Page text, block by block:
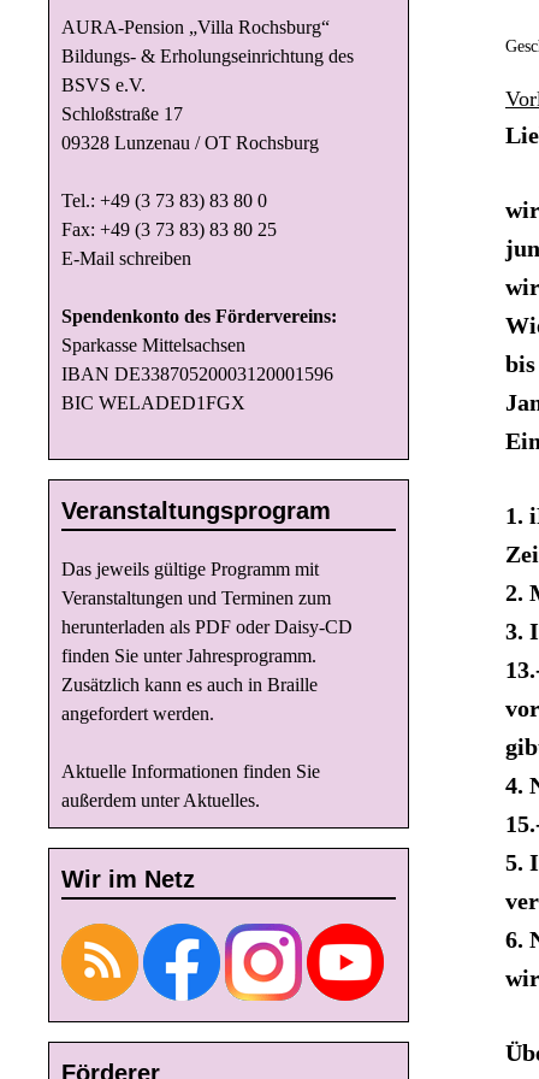
1.
2.
3.
4.
5.
6.
AURA-Pension „Villa Rochsburg“
Bildungs- & Erholungseinrichtung des
BSVS e.V.
Schloßstraße 17
09328 Lunzenau / OT Rochsburg
Tel.: +49 (3 73 83) 83 80 0
Fax: +49 (3 73 83) 83 80 25
E-Mail schreiben
Spendenkonto des Fördervereins:
Sparkasse Mittelsachsen
IBAN DE33870520003120001596
BIC WELADED1FGX
Veranstaltungsprogram
Das jeweils gültige Programm mit
Veranstaltungen und Terminen zum
herunterladen als PDF oder Daisy-CD
finden Sie unterJahresprogramm.
Zusätzlich kann es auch in Braille
angefordert werden.
Aktuelle Informationen finden Sie
außerdem unterAktuelles.
Wir im Netz
Förderer